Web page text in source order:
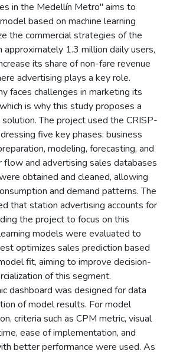
in the Medellín Metro" aims to
based on machine learning
the commercial strategies of the
1.3 million daily users,
its share of non-fare revenue
advertising plays a key role.
faces challenges in marketing its
is why this study proposes a
The project used the CRISP-
five key phases: business
modeling, forecasting, and
flow and advertising sales databases
obtained and cleaned, allowing
and demand patterns. The
that station advertising accounts for
the project to focus on this
models were evaluated to
optimizes sales prediction based
fit, aiming to improve decision-
of this segment.
dashboard was designed for data
of model results. For model
criteria such as CPM metric, visual
ease of implementation, and
better performance were used. As